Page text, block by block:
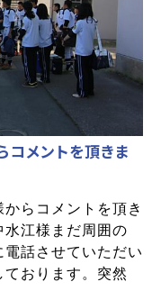
メントを頂きま
らコメントを頂き
水江様まだ周囲の
話させていただい
おります。突然